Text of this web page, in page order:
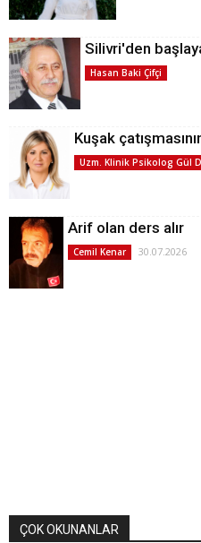
Silivri'den
Hasan Baki Çifçi
Kuşak
Uzm. Klinik Psikolog Gül
Arif olan ders alır
Cemil Kenar 30.07.2026
ÇOK OKUNANLAR